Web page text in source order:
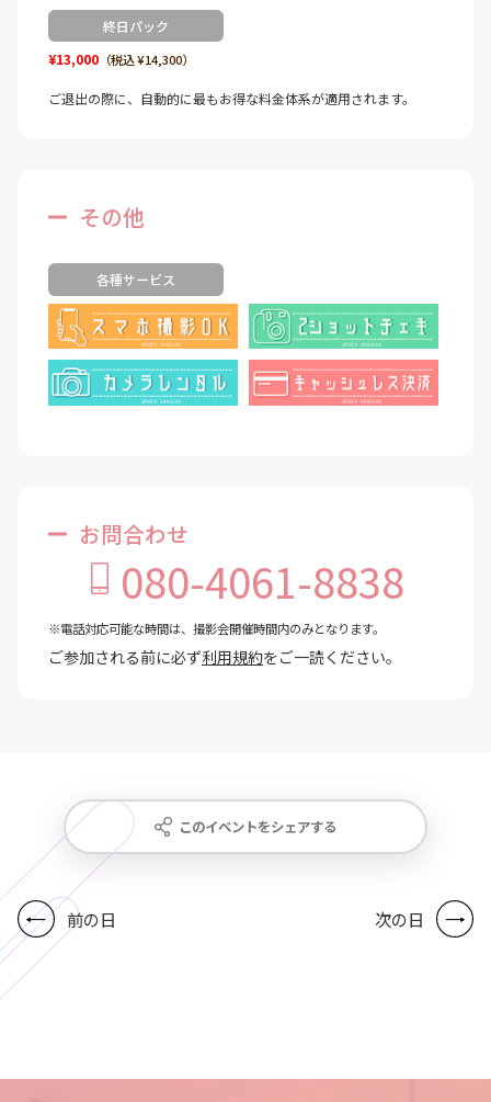
終日パック
¥13,000（税込 ¥14,300）
ご退出の際に、自動的に最もお得な料金体系が適用されます。
その他
各種サービス
お問合わせ
080-4061-8838
※電話対応可能な時間は、撮影会開催時間内のみとなります。
ご参加される前に必ず利用規約をご一読ください。
このイベントをシェアする
前の日 次の日